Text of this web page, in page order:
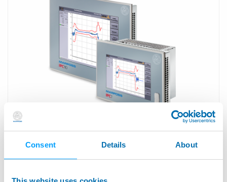
Consent Details About
ニット/タッチスクリーン付きコントロールパネル